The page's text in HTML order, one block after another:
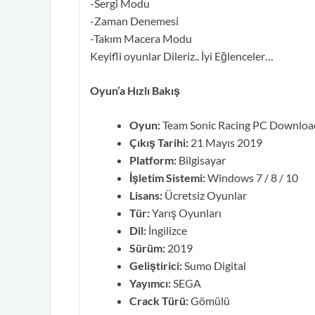
-Sergi Modu
-Zaman Denemesi
-Takım Macera Modu
Keyifli oyunlar Dileriz.. İyi Eğlenceler…
Oyun’a Hızlı Bakış
Oyun:Team Sonic Racing PC
Çıkış Tarihi: 21 Mayıs 2019
Platform: Bilgisayar
İşletim Sistemi:Windows 7 / 8 / 10
Lisans: Ücretsiz Oyunlar
Tür:Yarış Oyunları
Dil: İngilizce
Sürüm: 2019
Geliştirici: Sumo Digital
Yayımcı: SEGA
Crack Türü:Gömülü